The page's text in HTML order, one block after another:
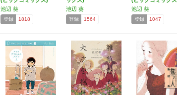
池辺 葵
登録 1818
池辺 葵
登録 1564
池辺 葵
登録 1047